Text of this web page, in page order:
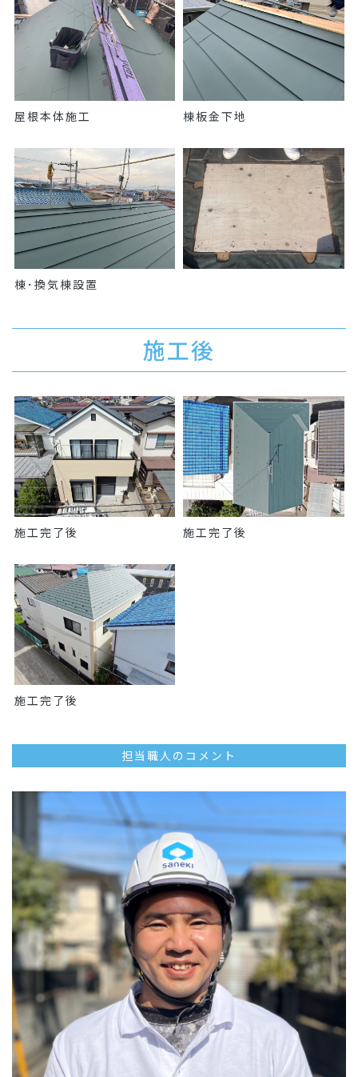
屋根本体施工 棟板金下地
棟･換気棟設置
施工後
施工完了後 施工完了後
施工完了後
担当職人のコメント